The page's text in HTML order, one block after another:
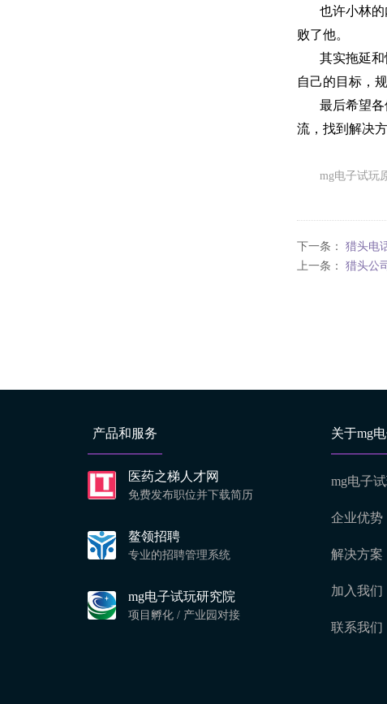
也许小林
败了他。
其实拖延
自己的目标，
最后希望
流，找到解决
mg电子试玩
下一条： 猎头电
上一条： 猎头公
产品和服务
医药之梯人才网
免费发布职位并下载简历
鳌领招聘
专业的招聘管理系统
mg电子试玩研究院
项目孵化 / 产业园对接
关于mg
mg电子
企业优势
解决方案
加入我们
联系我们